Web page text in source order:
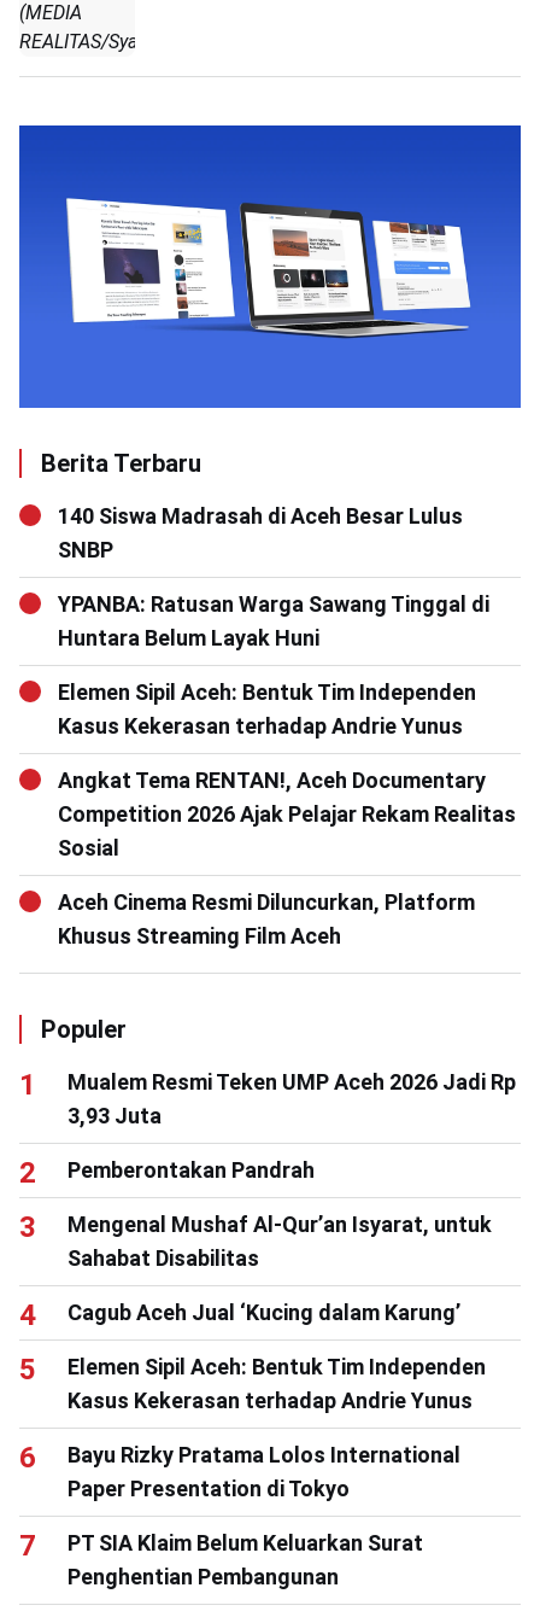
(MEDIA
REALITAS/Syahrizal)
Berita Terbaru
140 Siswa Madrasah di Aceh Besar Lulus
SNBP
YPANBA: Ratusan Warga Sawang Tinggal di
Huntara Belum Layak Huni
Elemen Sipil Aceh: Bentuk Tim Independen
Kasus Kekerasan terhadap Andrie Yunus
Angkat Tema RENTAN!, Aceh Documentary
Competition 2026 Ajak Pelajar Rekam Realitas
Sosial
Aceh Cinema Resmi Diluncurkan, Platform
Khusus Streaming Film Aceh
Populer
Mualem Resmi Teken UMP Aceh 2026 Jadi Rp
3,93 Juta
Pemberontakan Pandrah
Mengenal Mushaf Al-Qur’an Isyarat, untuk
Sahabat Disabilitas
Cagub Aceh Jual ‘Kucing dalam Karung’
Elemen Sipil Aceh: Bentuk Tim Independen
Kasus Kekerasan terhadap Andrie Yunus
Bayu Rizky Pratama Lolos International
Paper Presentation di Tokyo
PT SIA Klaim Belum Keluarkan Surat
Penghentian Pembangunan